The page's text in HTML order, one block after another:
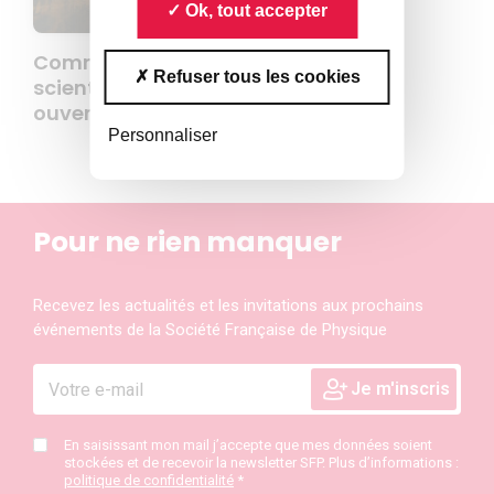
Ok, tout accepter
Refuser tous les cookies
Personnaliser
Commission Publications
scientifiques et Science
ouverte
Pour ne rien manquer
Recevez les actualités et les invitations aux prochains
événements de la Société Française de Physique
En saisissant mon mail j’accepte que mes données soient
stockées et de recevoir la newsletter SFP. Plus d’informations :
politique de confidentialité *